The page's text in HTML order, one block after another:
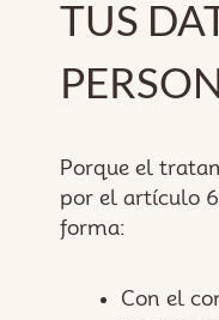
TUS
Porque el
por el artículo
forma:
Con el